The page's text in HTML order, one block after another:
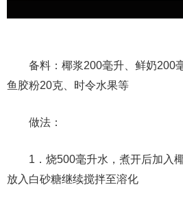
备料：椰浆200毫升、鲜奶200毫
鱼胶粉20克、时令水果等
做法：
1．烧500毫升水，煮开后加入椰
放入白砂糖继续搅拌至溶化